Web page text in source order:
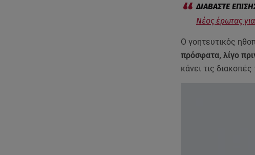
Νέος έρωτας
Ο γοητευτικός
πρόσφατα, λίγο
κάνει τις